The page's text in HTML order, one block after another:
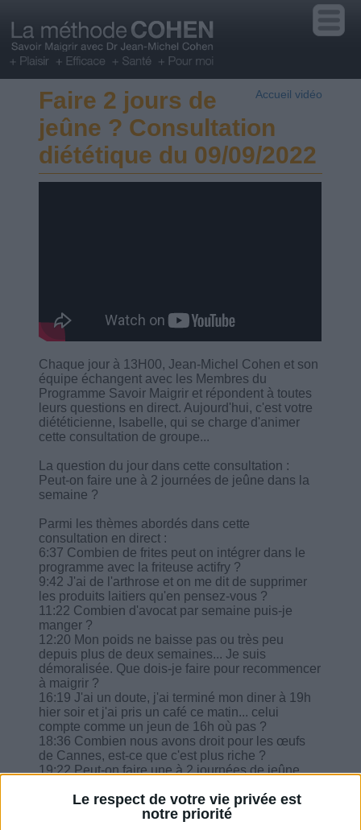
Le respect de votre vie privée est
notre priorité
Accueil vidéo
Faire 2 jours de
jeûne ? Consultation
diététique du 09/09/2022
Chaque jour à 13H00, Jean-Michel Cohen et son
équipe échangent avec les Membres du
Programme Savoir Maigrir et répondent à toutes
leurs questions en direct. Aujourd'hui, c'est votre
diététicienne, Isabelle, qui se charge d'animer
cette consultation de groupe...
La question du jour dans cette consultation :
Peut-on faire une à 2 journées de jeûne dans la
semaine ?
Parmi les thèmes abordés dans cette
consultation en direct :
6:37 Combien de frites peut on intégrer dans le
programme avec la friteuse actifry ?
9:42 J'ai de l'arthrose et on me dit de supprimer
les produits laitiers qu'en pensez-vous ?
11:22 Combien d'avocat par semaine puis-je
manger ?
12:20 Mon poids ne baisse pas ou très peu
depuis plus de deux semaines... Je suis
démoralisée. Que dois-je faire pour recommencer
à maigrir ?
16:19 J'ai un doute, j'ai terminé mon diner à 19h
hier soir et j'ai pris un café ce matin... celui
compte comme un jeun de 16h où pas ?
18:36 Combien nous avons droit pour les œufs
de Cannes, est-ce que c'est plus riche ?
19:22 Peut-on faire une à 2 journées de jeûne
20:50 Pourquoi est-ce un problème de grignoter
si c'est des aliments non calorique ?